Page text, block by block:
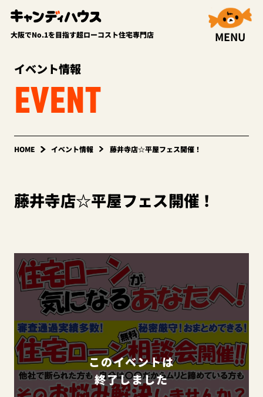
大阪でNo.1を目指す超ローコスト住宅専門店 MENU
イベント情報
EVENT
HOME イベント情報 藤井寺店☆平屋フェス開催！
藤井寺店☆平屋フェス開催！
このイベントは
終了しました